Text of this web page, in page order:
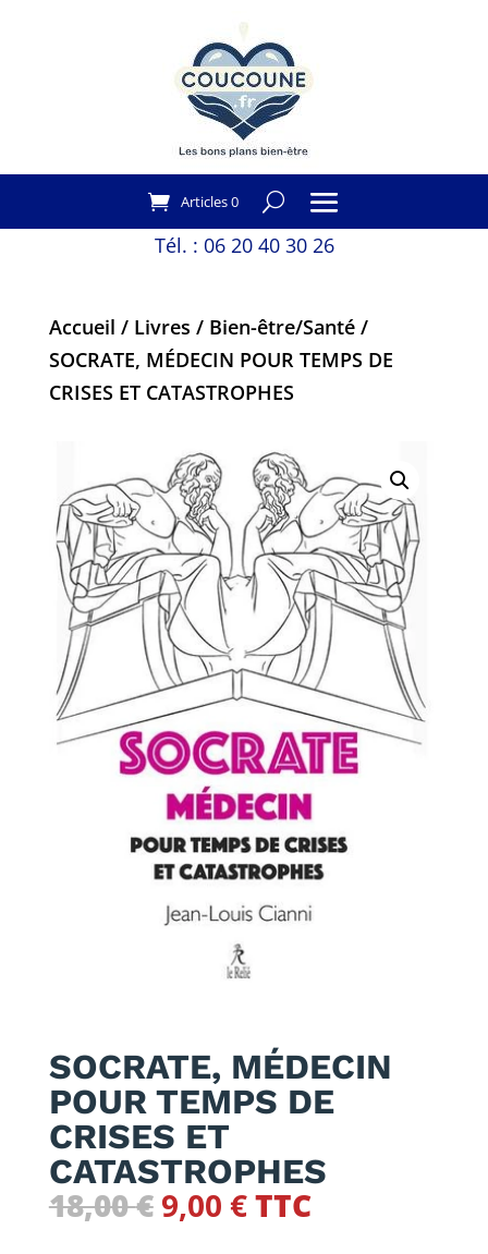
Articles 0
Tél. : 06 20 40 30 26
Accueil / Livres / Bien-être/Santé/
SOCRATE, MÉDECIN POUR TEMPS DE
CRISES ET CATASTROPHES
SOCRATE, MÉDECIN
POUR TEMPS DE
CRISES ET
CATASTROPHES
18,00€ Le
9,00 €Le
TTC